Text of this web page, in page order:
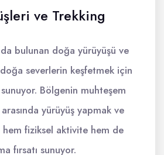
ve Trekking
bulunan doğa yürüyüşü ve
severlerin keşfetmek için
Bölgenin muhteşem
yürüyüş yapmak ve
fiziksel aktivite hem de
fırsatı sunuyor.